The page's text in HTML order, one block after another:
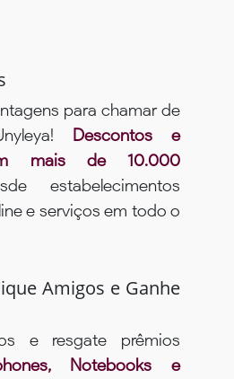
para chamar de
Descontos e
mais de 10.000
estabelecimentos
e serviços em todo o
Amigos e Ganhe
e resgate prêmios
Notebooks e